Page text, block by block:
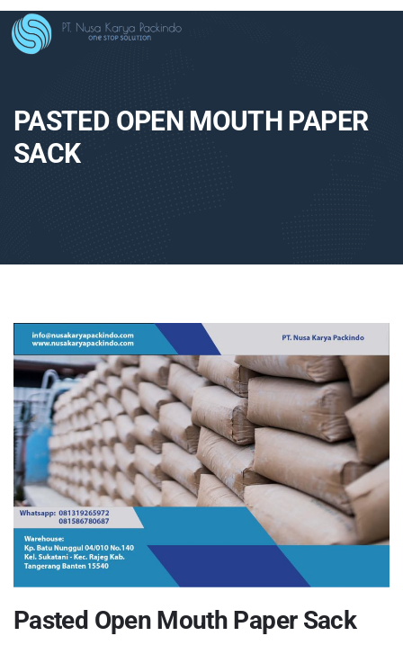
PASTED OPEN MOUTH PAPER
SACK
Pasted Open Mouth Paper Sack